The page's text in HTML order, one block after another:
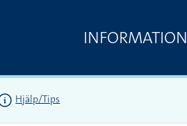
INFORMATION
Hjälp/Tips